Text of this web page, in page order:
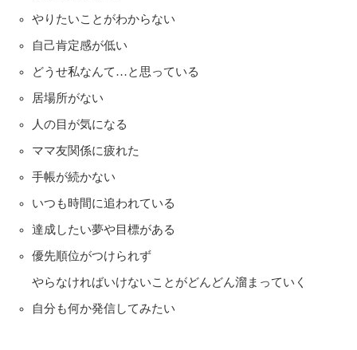
やりたいことがわからない
自己肯定感が低い
どうせ私なんて…と思っている
居場所がない
人の目が気になる
ママ友関係に疲れた
手帳が続かない
いつも時間に追われている
達成したい夢や目標がある
優先順位がつけられず
やらなければいけないことがどんどん溜まっていく
自分も何か発信してみたい